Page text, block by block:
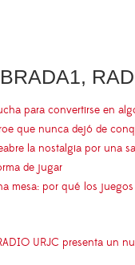
para convertirse en
que nunca dejó de
la nostalgia por una
de jugar
mesa: por qué los
URJC presenta un